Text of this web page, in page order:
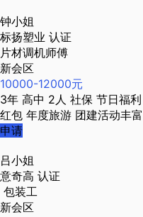
钟小姐
标扬塑业 认证
片材调机师傅
新会区
10000-12000元
3年 高中 2人 社保 节日福利
红包 年度旅游 团建活动丰富
申请
吕小姐
意奇高 认证
包装工
新会区